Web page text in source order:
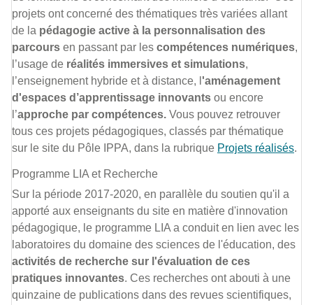
projets ont concerné des thématiques très variées allant
de la pédagogie active à la personnalisation des
parcours en passant par les compétences numériques,
l’usage de réalités immersives et simulations,
l’enseignement hybride et à distance, l 'aménagement
d'espaces d’apprentissage innovants ou encore
l’approche par compétences. Vous pouvez retrouver
tous ces projets pédagogiques, classés par thématique
sur le site du Pôle IPPA, dans la rubrique Projets réalisés.
Programme LIA et Recherche
Sur la période 2017-2020, en parallèle du soutien qu'il a
apporté aux enseignants du site en matière d'innovation
pédagogique, le programme LIA a conduit en lien avec les
laboratoires du domaine des sciences de l'éducation, des
activités de recherche sur l'évaluation de ces
pratiques innovantes. Ces recherches ont abouti à une
quinzaine de publications dans des revues scientifiques,